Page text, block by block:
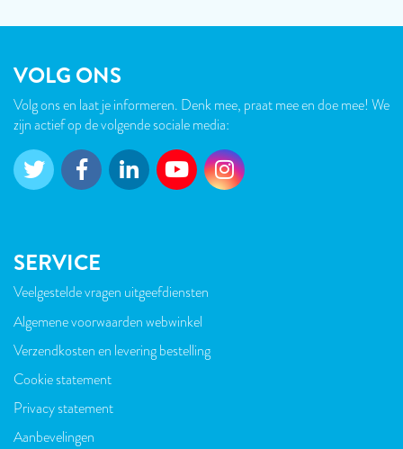
VOLG ONS
Volg ons en laat je informeren. Denk mee, praat mee en doe mee! We
zijn actief op de volgende sociale media:
SERVICE
VOET
Veelgestelde vragen uitgeefdiensten
Algemene voorwaarden webwinkel
Verzendkosten en levering bestelling
Cookie statement
Privacy statement
Aanbevelingen